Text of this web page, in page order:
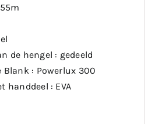
de hengel : gedeeld
Blank : Powerlux 300
handdeel : EVA